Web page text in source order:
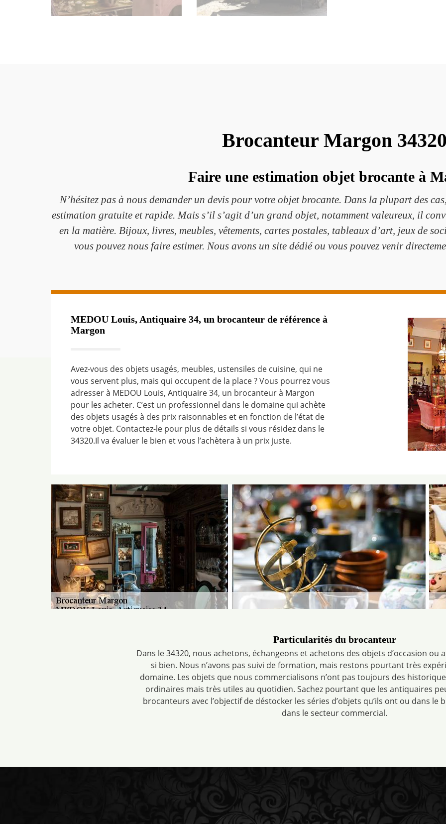
Brocanteur Margon
Faire une estimation objet brocante à
N’hésitez pas à nous demander un devis pour votre objet brocante. Dans la plupart des
estimation gratuite et rapide. Mais s’il s’agit d’un grand objet, notamment valeureux, il
en la matière. Bijoux, livres, meubles, vêtements, cartes postales, tableaux d’art, jeux de
vous pouvez nous faire estimer. Nous avons un site dédié ou vous pouvez venir
MEDOU Louis, Antiquaire 34, un brocanteur de référence à
Margon
Avez-vous des objets usagés, meubles, ustensiles de cuisine, qui ne
vous servent plus, mais qui occupent de la place ? Vous pourrez vous
adresser à MEDOU Louis, Antiquaire 34, un brocanteur à Margon
pour les acheter. C’est un professionnel dans le domaine qui achète
des objets usagés à des prix raisonnables et en fonction de l’état de
votre objet. Contactez-le pour plus de détails si vous résidez dans le
34320.Il va évaluer le bien et vous l’achètera à un prix juste.
Particularités du brocanteur
Dans le 34320, nous achetons, échangeons et achetons des objets d’occasion ou
si bien. Nous n’avons pas suivi de formation, mais restons pourtant très
domaine. Les objets que nous commercialisons n’ont pas toujours des
ordinaires mais très utiles au quotidien. Sachez pourtant que les antiquaires
brocanteurs avec l’objectif de déstocker les séries d’objets qu’ils ont ou dans le
dans le secteur commercial.